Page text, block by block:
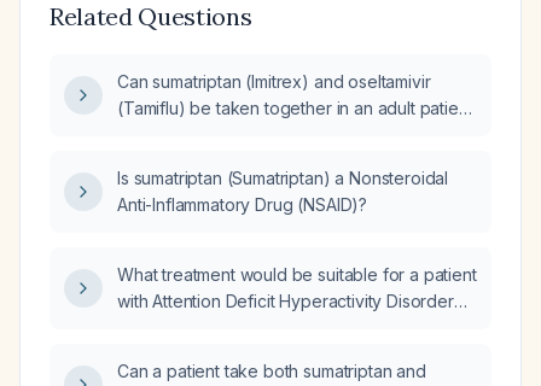
Related Questions
Can sumatriptan (Imitrex) and oseltamivir
(Tamiflu) be taken together in an adult patient
Is sumatriptan (Sumatriptan) a Nonsteroidal
Anti-Inflammatory Drug (NSAID)?
What treatment would be suitable for a patient
with Attention Deficit Hyperactivity Disorder
Can a patient take both sumatriptan and